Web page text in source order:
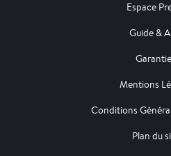
Espace
Guide &
Mentions
Conditions
Plan du